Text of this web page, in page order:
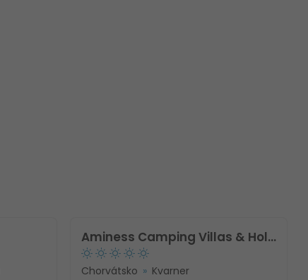
Aminess Camping Villas & Holiday Homes Avalona
Chorvátsko Kvarner